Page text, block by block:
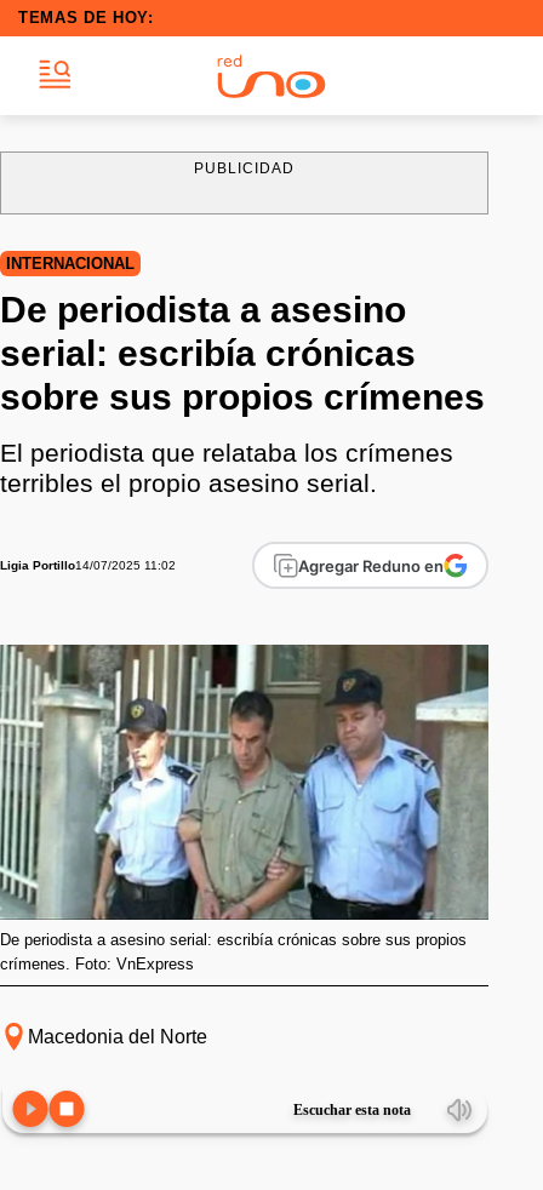
TEMAS DE HOY:
PUBLICIDAD
INTERNACIONAL
De periodista a asesino
serial: escribía crónicas
sobre sus propios crímenes
El periodista que relataba los crímenes
terribles el propio asesino serial.
Ligia Portillo14/07/2025 11:02 Agregar Reduno en
De periodista a asesino serial: escribía crónicas sobre sus propios
crímenes. Foto: VnExpress
Macedonia del Norte
Escuchar esta nota